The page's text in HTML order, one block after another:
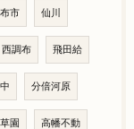
市 仙川
西調布 飛田給
分倍河原
園 高幡不動